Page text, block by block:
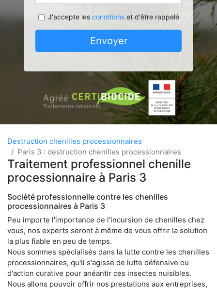
J'accepte les conditionset d'être rappelé
Envoyer
Destruction chenilles processionnaires
Paris 3 : destruction chenilles processionnaires
Traitement professionnel chenille
processionnaire à Paris 3
Société professionnelle contre les chenilles
processionnaires à Paris 3
Peu importe l'importance de l'incursion de chenilles chez
vous, nos experts seront à même de vous offrir la solution
la plus fiable en peu de temps.
Nous sommes spécialisés dans la lutte contre les chenilles
processionnaires, qu'il s'agisse de lutte défensive ou
d'action curative pour anéantir ces insectes nuisibles.
Nous allons pouvoir offrir nos prestations aux entreprises,